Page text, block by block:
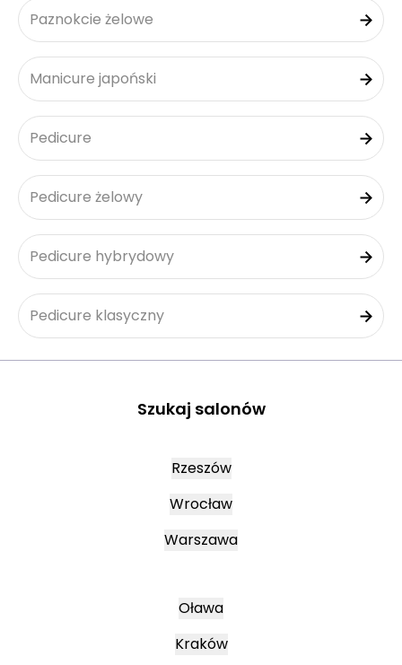
Paznokcie żelowe
Manicure japoński
Pedicure
Pedicure żelowy
Pedicure hybrydowy
Pedicure klasyczny
Szukaj salonów
Rzeszów
Wrocław
Warszawa
Oława
Kraków